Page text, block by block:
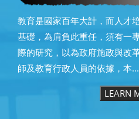
教育是國家百年大計，而人才
基礎，為肩負此重任，須有一
際的研究，以為政府施政與改
師及教育行政人員的依據，本...
LEARN